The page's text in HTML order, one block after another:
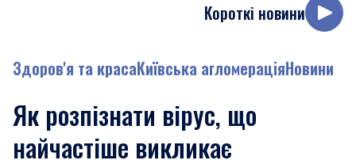
Короткі новини
Здоров'я та красаКиївська агломераціяНовини
Як розпізнати вірус, що
найчастіше викликає